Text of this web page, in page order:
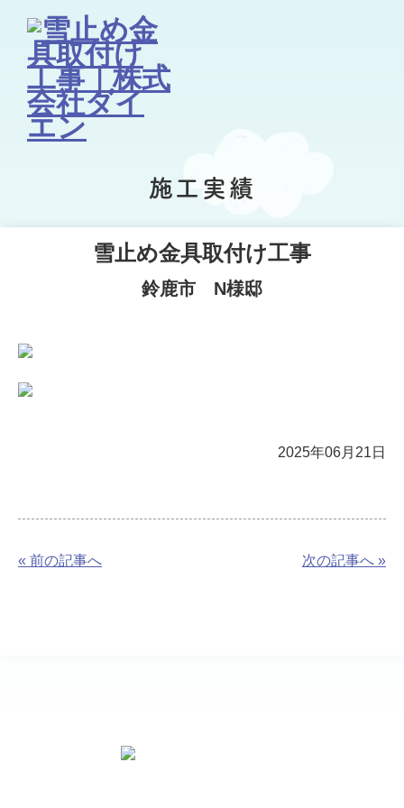
施工実績
雪止め金具取付け工事
鈴鹿市 N様邸
2025年06月21日
« 前の記事へ 次の記事へ »